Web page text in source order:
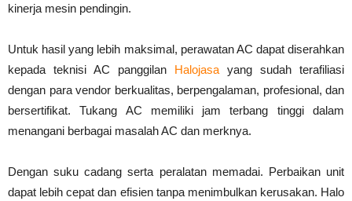
kinerja mesin pendingin.
Untuk hasil yang lebih maksimal, perawatan AC dapat diserahkan
kepada teknisi AC panggilan Halojasa yang sudah terafiliasi
dengan para vendor berkualitas, berpengalaman, profesional, dan
bersertifikat. Tukang AC memiliki jam terbang tinggi dalam
menangani berbagai masalah AC dan merknya.
Dengan suku cadang serta peralatan memadai. Perbaikan unit
dapat lebih cepat dan efisien tanpa menimbulkan kerusakan. Halo